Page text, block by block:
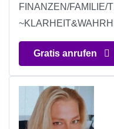
FINANZEN/FAMILIE/
Gratis anrufen